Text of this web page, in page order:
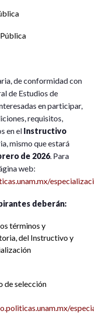
de conformidad con
de Estudios de
en participar,
requisitos,
en el Instructivo
mismo que estará
de 2026. Para
web:
deberán:
términos y
del Instructivo y
de selección